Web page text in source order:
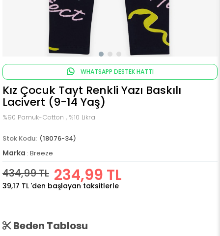
WHATSAPP DESTEK HATTI
Kız Çocuk Tayt Renkli Yazı Baskılı
Lacivert (9-14 Yaş)
%90 Pamuk-Cotton , %10 Likra
(18076-34)
Marka : Breeze
434,99 TL 234,99 TL
39,17 TL 'den başlayan taksitlerle
Beden Tablosu